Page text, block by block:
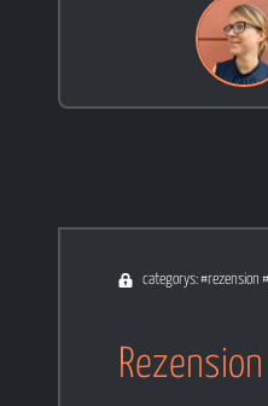
categorys: #rezension